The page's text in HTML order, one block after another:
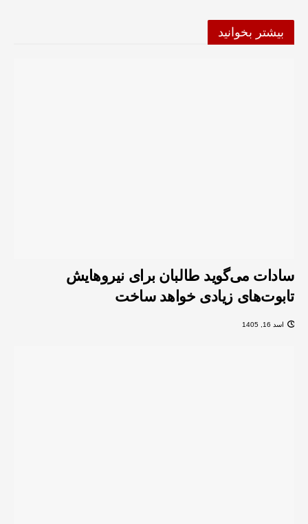
بیشتر بخوانید
سادات می‌گوید طالبان برای نیروهایش
تابوت‌های زیادی خواهد ساخت
اسد 16, 1405